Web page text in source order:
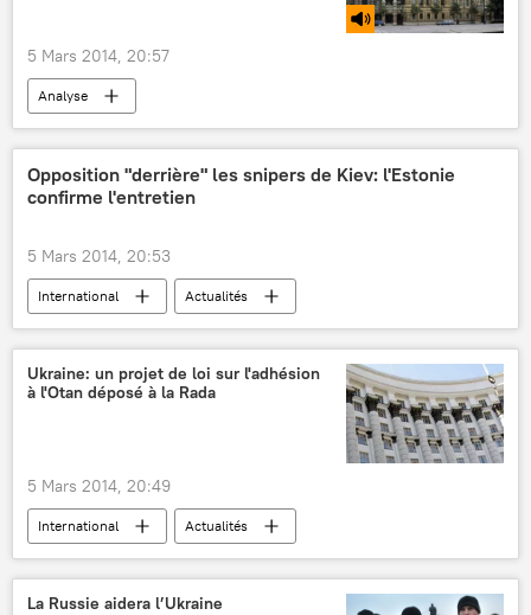
5 Mars 2014, 20:57
Analyse
Opposition "derrière" les snipers de Kiev: l'Estonie
confirme l'entretien
5 Mars 2014, 20:53
International
Actualités
Règlement de la situation en Ukraine (2014)
Ukraine: un projet de loi sur l'adhésion
à l'Otan déposé à la Rada
5 Mars 2014, 20:49
International
Actualités
Règlement de la situation en Ukraine (2014)
La Russie aidera l’Ukraine